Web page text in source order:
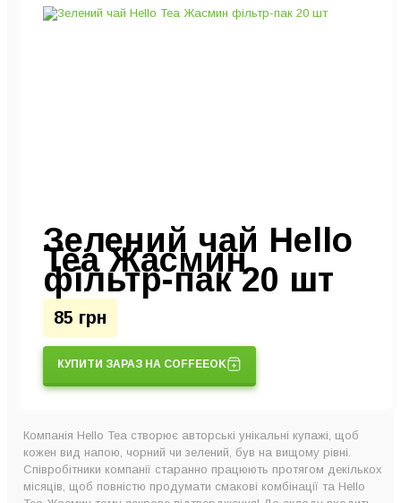
Зелений чай Hello
Tea Жасмин
фільтр-пак 20 шт
85 грн
КУПИТИ ЗАРАЗ НА COFFEEOK
Компанія Hello Tea створює авторські унікальні купажі, щоб
кожен вид напою, чорний чи зелений, був на вищому рівні.
Співробітники компанії старанно працюють протягом декількох
місяців, щоб повністю продумати смакові комбінації та Hello